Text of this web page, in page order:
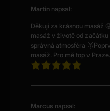
Martin napsal:
Děkuji za krásnou masáž
masáž v životě od
správná atmosféra
masáž. Pro mě top v
Marcus napsal: